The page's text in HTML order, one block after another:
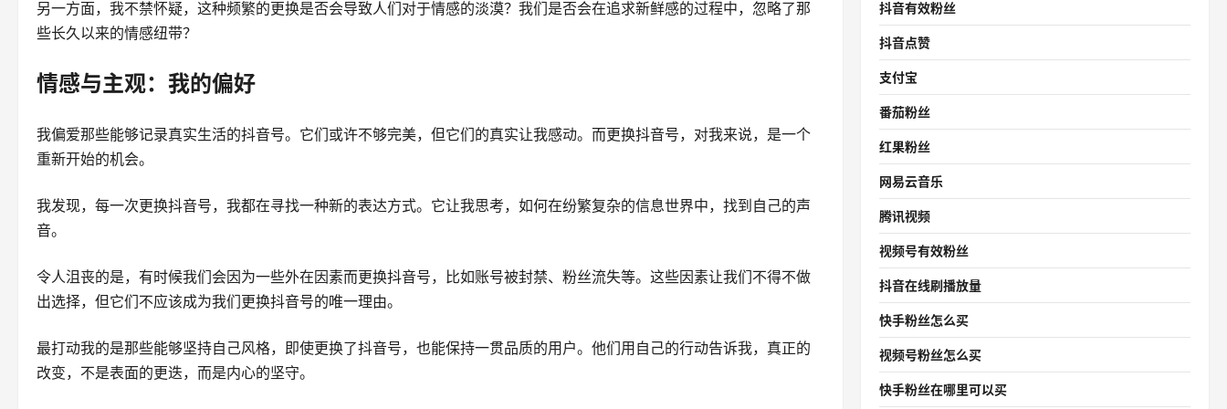
另一方面，我不禁怀疑，这种频繁的更换是否会导致人们对于情感的淡漠？我们是否会在追求新鲜感的过程中，忽略了那
些长久以来的情感纽带？
情感与主观：我的偏好
我偏爱那些能够记录真实生活的抖音号。它们或许不够完美，但它们的真实让我感动。而更换抖音号，对我来说，是一个
重新开始的机会。
我发现，每一次更换抖音号，我都在寻找一种新的表达方式。它让我思考，如何在纷繁复杂的信息世界中，找到自己的声
音。
令人沮丧的是，有时候我们会因为一些外在因素而更换抖音号，比如账号被封禁、粉丝流失等。这些因素让我们不得不做
出选择，但它们不应该成为我们更换抖音号的唯一理由。
最打动我的是那些能够坚持自己风格，即使更换了抖音号，也能保持一贯品质的用户。他们用自己的行动告诉我，真正的
改变，不是表面的更迭，而是内心的坚守。
抖音有效粉丝
抖音点赞
支付宝
番茄粉丝
红果粉丝
网易云音乐
腾讯视频
视频号有效粉丝
抖音在线刷播放量
快手粉丝怎么买
视频号粉丝怎么买
快手粉丝在哪里可以买